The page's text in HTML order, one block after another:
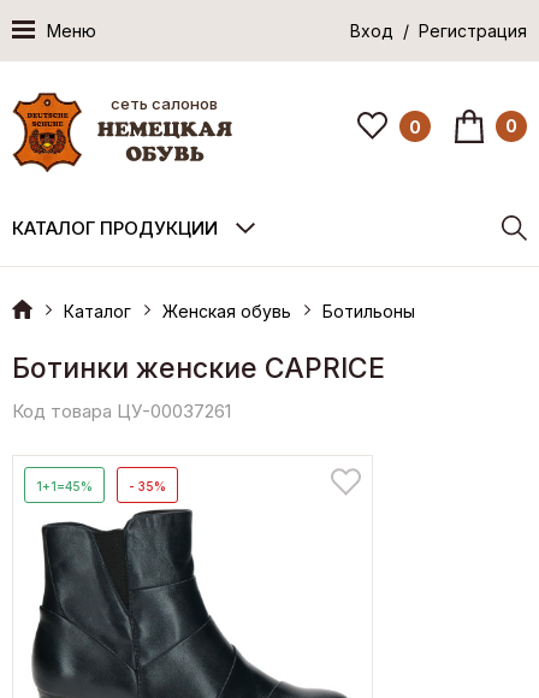
Меню Вход / Регистрация
сеть салонов
0 0
КАТАЛОГ ПРОДУКЦИИ
Каталог Женская обувь Ботильоны
Ботинки женские CAPRICE
Код товара ЦУ-00037261
1+1=45% - 35%